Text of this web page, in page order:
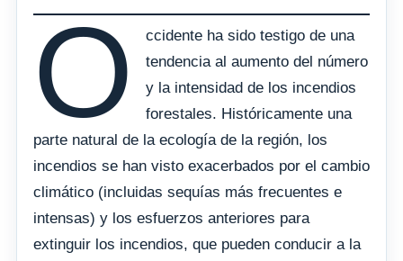
O
ccidente ha sido testigo de una
tendencia al aumento del número
y la intensidad de los incendios
forestales. Históricamente una
parte natural de la ecología de la región, los
incendios se han visto exacerbados por el cambio
climático (incluidas sequías más frecuentes e
intensas) y los esfuerzos anteriores para
extinguir los incendios, que pueden conducir a la